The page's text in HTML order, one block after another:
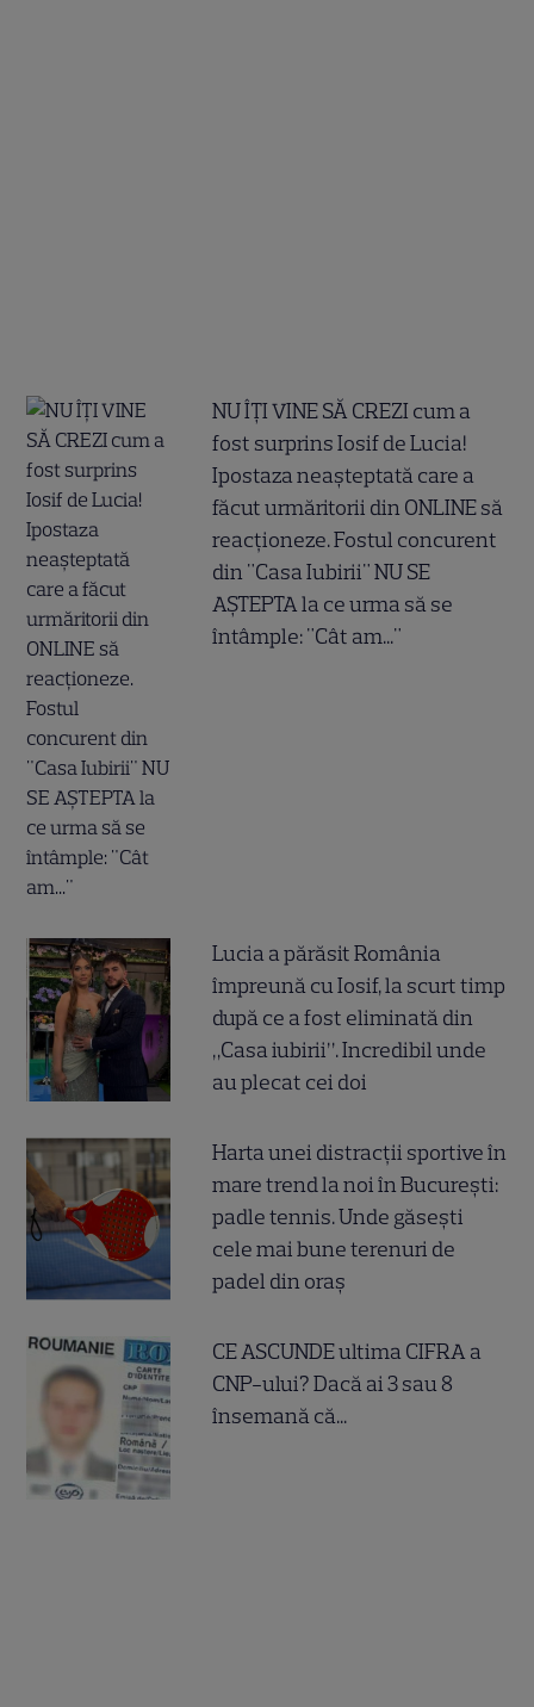
NU ÎȚI VINE SĂ CREZI cum a
fost surprins Iosif de Lucia!
Ipostaza neașteptată care a
făcut urmăritorii din ONLINE să
reacționeze. Fostul concurent
din "Casa Iubirii" NU SE
AȘTEPTA la ce urma să se
întâmple: "Cât am..."
Lucia a părăsit România
împreună cu Iosif, la scurt timp
după ce a fost eliminată din
„Casa iubirii”. Incredibil unde
au plecat cei doi
Harta unei distracții sportive în
mare trend la noi în București:
padle tennis. Unde găsești
cele mai bune terenuri de
padel din oraș
CE ASCUNDE ultima CIFRA a
CNP-ului? Dacă ai 3 sau 8
însemană că...